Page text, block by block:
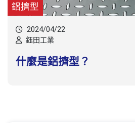
鋁擠型
2024/04/22
鈺田工業
什麼是鋁擠型？